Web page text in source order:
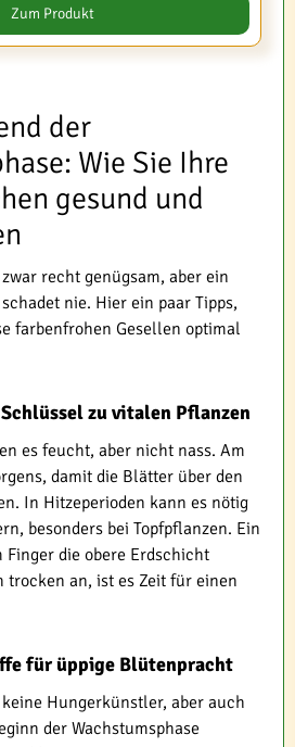
Zum Produkt
der
Wie Sie Ihre
gesund und
recht genügsam, aber ein
nie. Hier ein paar Tipps,
farbenfrohen Gesellen optimal
zu vitalen Pflanzen
es feucht, aber nicht nass. Am
damit die Blätter über den
In Hitzeperioden kann es nötig
besonders bei Topfpflanzen. Ein
die obere Erdschicht
an, ist es Zeit für einen
für üppige Blütenpracht
Hungerkünstler, aber auch
der Wachstumsphase